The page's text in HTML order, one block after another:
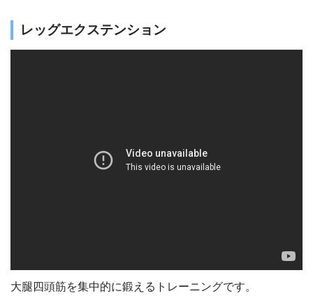
レッグエクステンション
大腿四頭筋を集中的に鍛えるトレーニングです。